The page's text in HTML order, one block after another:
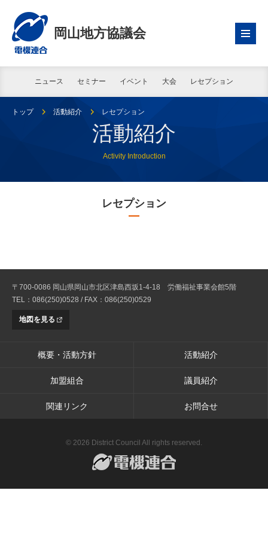
岡山地方協議会
ニュース セミナー イベント 大会 レセプション
トップ 活動紹介 レセプション
活動紹介
Activity Introduction
レセプション
〒700-0086 岡山県岡山市北区津島西坂1-4-18 労働福祉事業会館5階
TEL：086(250)0528 / FAX：086(250)0529
地図を見る
概要・活動方針 活動紹介
加盟組合 議員紹介
関連リンク お問合せ
© 2026 District Council All rights reserved.